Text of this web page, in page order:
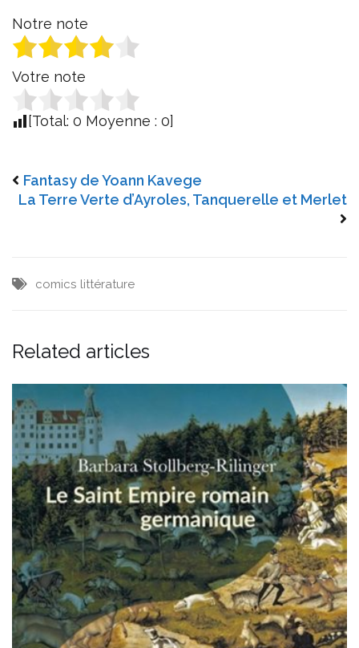
Notre note
Votre note
[Total: 0 Moyenne : 0]
Fantasy de Yoann Kavege
La Terre Verte d’Ayroles, Tanquerelle et Merlet
comics littérature
Related articles